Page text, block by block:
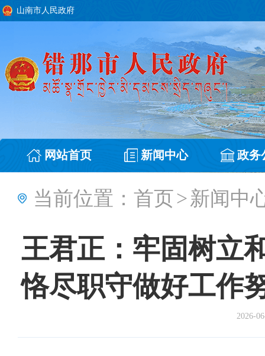
山南市人民政府
网站首页 新闻中心 政务
当前位置： 首页>新闻中
王君正：牢固树立
恪尽职守做好工作
2026-